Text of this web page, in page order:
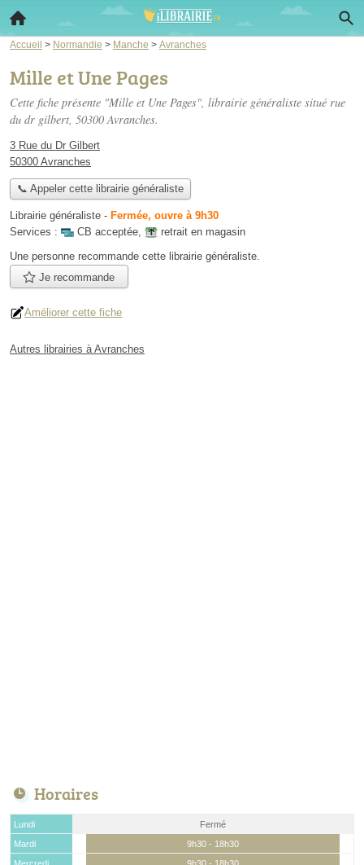
Accueil > Normandie > Manche > Avranches
Mille et Une Pages
Cette fiche présente "Mille et Une Pages", librairie généraliste situé rue
du dr gilbert, 50300 Avranches.
3 Rue du Dr Gilbert
50300 Avranches
📞 Appeler cette librairie généraliste
Librairie généraliste - Fermée, ouvre à 9h30
Services :
CB acceptée,
retrait en magasin
Une personne recommande cette librairie généraliste.
Je recommande
Améliorer cette fiche
Autres librairies à Avranches
Horaires
Lundi
Fermé
Mardi
9h30 - 18h30